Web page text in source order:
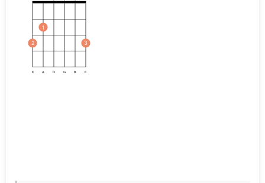
2
1
3
E A D G B E